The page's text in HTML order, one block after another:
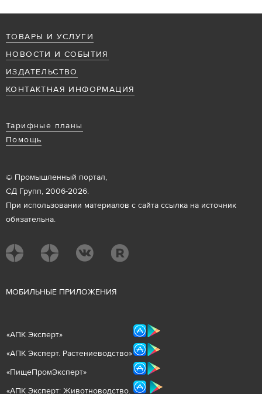
ТОВАРЫ И УСЛУГИ
НОВОСТИ И СОБЫТИЯ
ИЗДАТЕЛЬСТВО
КОНТАКТНАЯ ИНФОРМАЦИЯ
Тарифные планы
Помощь
© Промышленный портал,
СД Групп, 2006-2026.
При использовании материалов с сайта ссылка на источник
обязательна.
МОБИЛЬНЫЕ ПРИЛОЖЕНИЯ
«АПК Эксперт»
«АПК Эксперт. Растениеводство»
«ПищеПромЭксперт»
«АПК Эксперт: Животноводство.